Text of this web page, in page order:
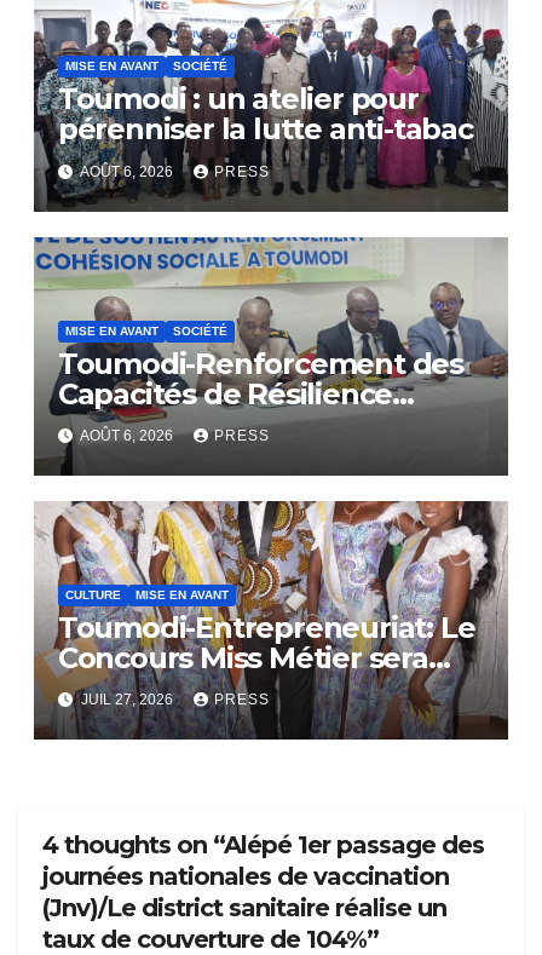
MISE EN AVANT SOCIÉTÉ
Toumodi : un atelier pour
pérenniser la lutte anti-tabac
AOÛT 6, 2026 PRESS
MISE EN AVANT SOCIÉTÉ
Toumodi-Renforcement des
Capacités de Résilience
Communautaire
AOÛT 6, 2026 PRESS
CULTURE MISE EN AVANT
Toumodi-Entrepreneuriat: Le
Concours Miss Métier sera
bientôt lance.
JUIL 27, 2026 PRESS
4 thoughts on “Alépé 1er passage des
journées nationales de vaccination
(Jnv)/Le district sanitaire réalise un
taux de couverture de 104%”